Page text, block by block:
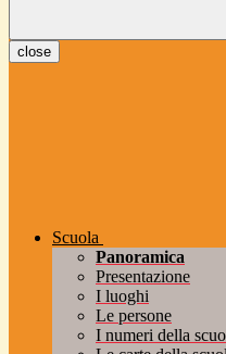
close
Scuola
Panoramica
Presentazione
I luoghi
Le persone
I numeri della